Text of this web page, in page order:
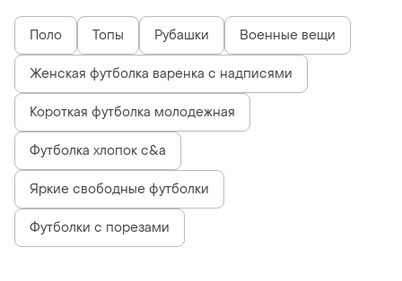
Поло Топы Рубашки Военные вещи
Женская футболка варенка с надписями
Короткая футболка молодежная
Футболка хлопок c&a
Яркие свободные футболки
Футболки с порезами